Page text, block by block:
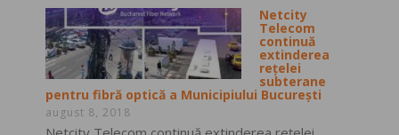
Netcity
Telecom
continuă
extinderea
rețelei
subterane
pentru fibră optică a Municipiului București
august 8, 2018